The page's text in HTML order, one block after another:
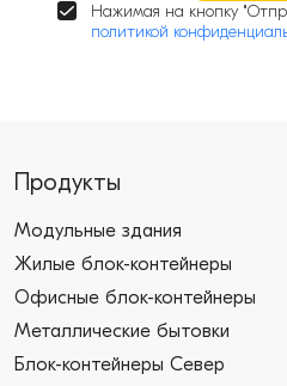
Нажимая на кнопку
политикой
Продукты
Модульные здания
Жилые блок-контейнеры
Офисные блок-контейнеры
Металлические бытовки
Блок-контейнеры Север